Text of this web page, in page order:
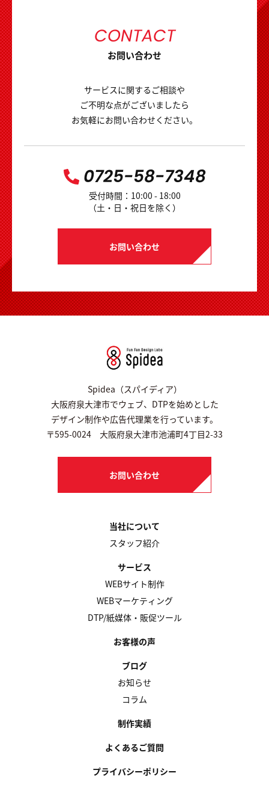
CONTACT
お問い合わせ
サービスに関するご相談や
ご不明な点がございましたら
お気軽にお問い合わせください。
0725-58-7348
受付時間：10:00 - 18:00
（土・日・祝日を除く）
お問い合わせ
Spidea（スパイディア）
大阪府泉大津市でウェブ、DTPを始めとした
デザイン制作や広告代理業を行っています。
〒595-0024 大阪府泉大津市池浦町4丁目2-33
お問い合わせ
当社について
スタッフ紹介
サービス
WEBサイト制作
WEBマーケティング
DTP/紙媒体・販促ツール
お客様の声
ブログ
お知らせ
コラム
制作実績
よくあるご質問
プライバシーポリシー